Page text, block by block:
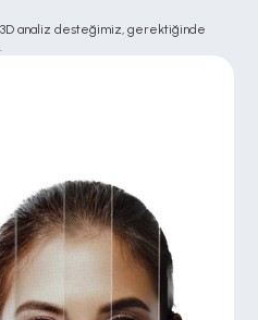
analiz desteğimiz, gerektiğinde